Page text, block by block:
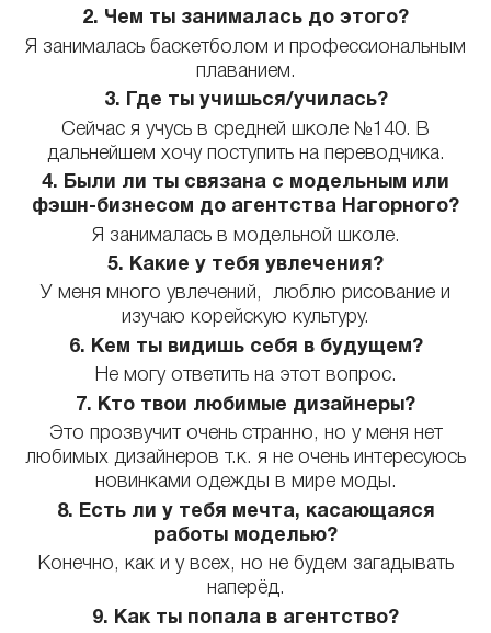
2. Чем ты занималась до этого?
Я занималась баскетболом и профессиональным
плаванием.
3. Где ты учишься/училась?
Сейчас я учусь в средней школе №140. В
дальнейшем хочу поступить на переводчика.
4. Были ли ты связана с модельным или
фэшн-бизнесом до агентства Нагорного?
Я занималась в модельной школе.
5. Какие у тебя увлечения?
У меня много увлечений, люблю рисование и
изучаю корейскую культуру.
6. Кем ты видишь себя в будущем?
Не могу ответить на этот вопрос.
7. Кто твои любимые дизайнеры?
Это прозвучит очень странно, но у меня нет
любимых дизайнеров т.к. я не очень интересуюсь
новинками одежды в мире моды.
8. Есть ли у тебя мечта, касающаяся
работы моделью?
Конечно, как и у всех, но не будем загадывать
наперёд.
9. Как ты попала в агентство?